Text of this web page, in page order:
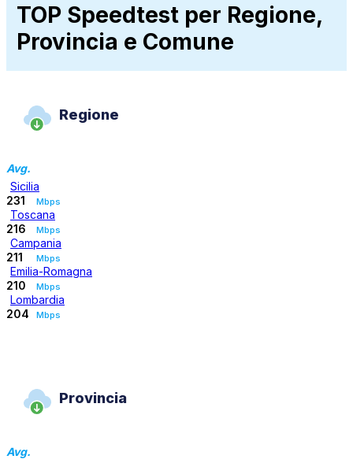
TOP Speedtest per Regione,
Provincia e Comune
Regione
Avg.
Sicilia
231
Mbps
Toscana
216
Mbps
Campania
211
Mbps
Emilia-Romagna
210
Mbps
Lombardia
204
Mbps
Provincia
Avg.